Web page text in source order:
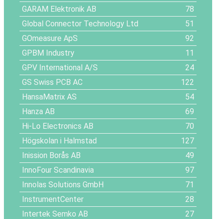
GARAM Elektronik AB
78
Global Connector Technology Ltd
51
GOmeasure ApS
92
GPBM Industry
11
GPV International A/S
24
GS Swiss PCB AC
122
HansaMatrix AS
54
Hanza AB
69
Hi-Lo Electronics AB
70
Högskolan i Halmstad
127
Inission Borås AB
49
InnoFour Scandinavia
97
Innolas Solutions GmbH
71
InstrumentCenter
28
Intertek Semko AB
27